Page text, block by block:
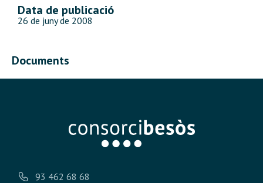
Data de publicació
26 de juny de 2008
Documents
93 462 68 68